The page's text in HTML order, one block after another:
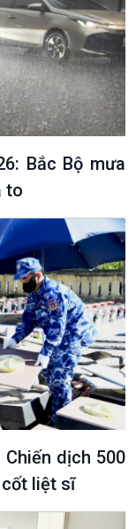
Bắc Bộ mưa
to
dịch 500
cốt liệt sĩ